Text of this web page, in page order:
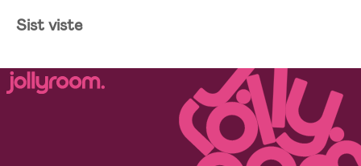
Sist viste